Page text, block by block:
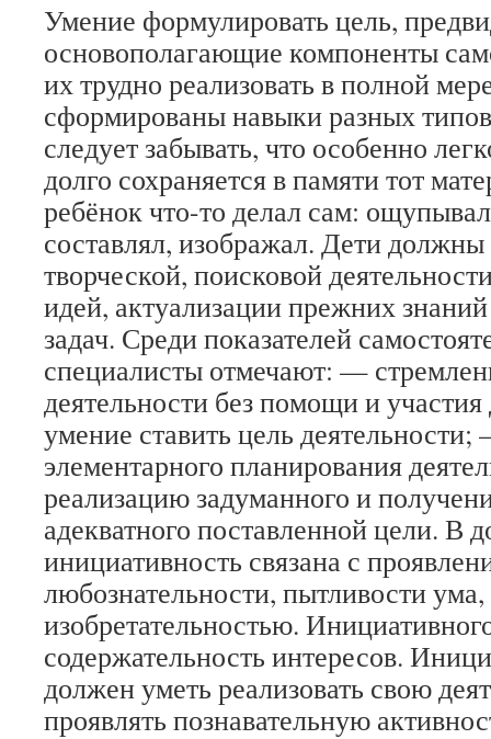
Умение формулировать цель,
основополагающие компоненты
их трудно реализовать в полной
сформированы навыки разных
следует забывать, что особенно
долго сохраняется в памяти тот
ребёнок что-то делал сам:
составлял, изображал. Дети
творческой, поисковой
идей, актуализации прежних
задач. Среди показателей
специалисты отмечают: —
деятельности без помощи и
умение ставить цель
элементарного планирования
реализацию задуманного и
адекватного поставленной цели. В
инициативность связана с
любознательности, пытливости ума,
изобретательностью.
содержательность интересов.
должен уметь реализовать свою
проявлять познавательную